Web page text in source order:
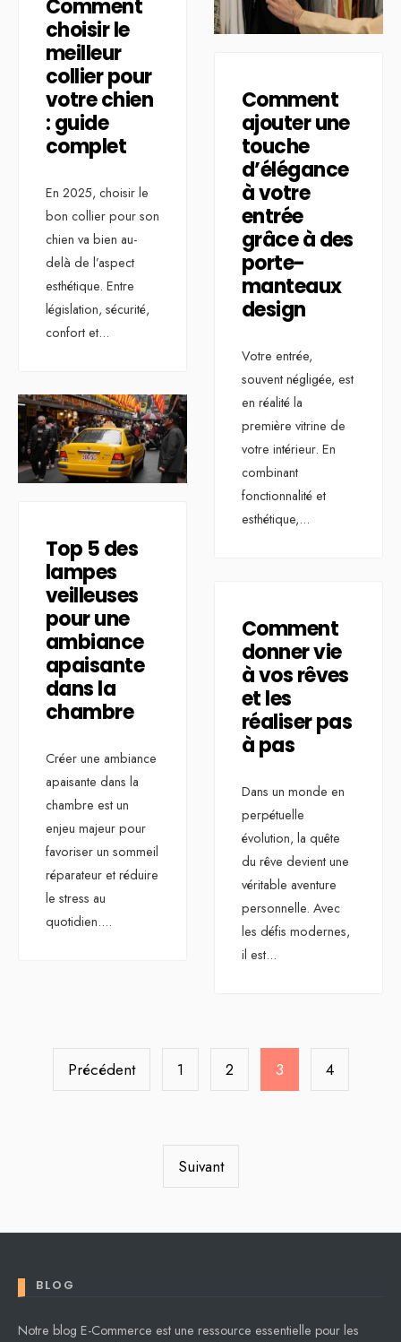
Comment
choisir le
meilleur
collier pour
votre chien
: guide
complet
En 2025, choisir le
bon collier pour son
chien va bien au-
delà de l’aspect
esthétique. Entre
législation, sécurité,
confort et...
Comment
ajouter une
touche
d’élégance
à votre
entrée
grâce à des
porte-
manteaux
design
Votre entrée,
souvent négligée, est
en réalité la
première vitrine de
votre intérieur. En
combinant
fonctionnalité et
esthétique,...
Top 5 des
lampes
veilleuses
pour une
ambiance
apaisante
dans la
chambre
Créer une ambiance
apaisante dans la
chambre est un
enjeu majeur pour
favoriser un sommeil
réparateur et réduire
le stress au
quotidien....
Comment
donner vie
à vos rêves
et les
réaliser pas
à pas
Dans un monde en
perpétuelle
évolution, la quête
du rêve devient une
véritable aventure
personnelle. Avec
les défis modernes,
il est...
Pagination
desPrécédent 1 2 3 4
Suivant
BLOG
Notre blog E-Commerce est une ressource essentielle pour les